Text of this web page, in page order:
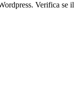
Verifica se il